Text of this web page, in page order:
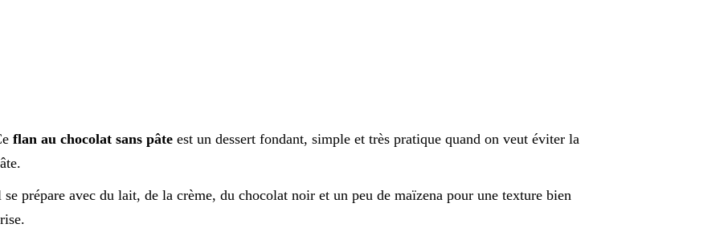
flan au chocolat sans pâteest un dessert fondant, simple et très pratique quand on veut éviter la
se prépare avec du lait, de la crème, du chocolat noir et un peu de maïzena pour une texture bien